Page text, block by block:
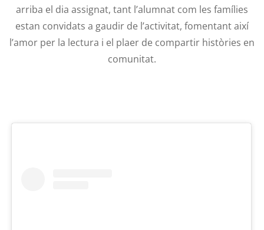
arriba el dia assignat, tant l’alumnat com les famílies
estan convidats a gaudir de l’activitat, fomentant així
l’amor per la lectura i el plaer de compartir històries en
comunitat.